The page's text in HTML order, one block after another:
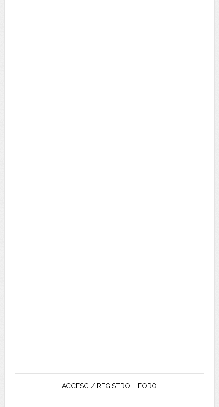
ACCESO / REGISTRO – FORO